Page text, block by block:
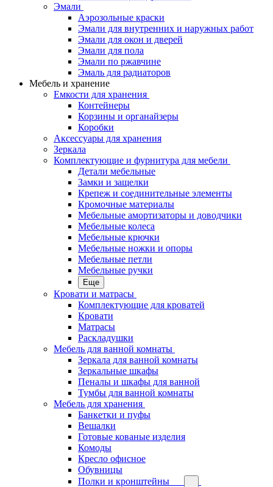
Эмали
Аэрозольные краски
Эмали для внутренних и наружных работ
Эмали для окон и дверей
Эмали для пола
Эмали по ржавчине
Эмаль для радиаторов
Мебель и хранение
Емкости для хранения
Контейнеры
Корзины и органайзеры
Коробки
Аксессуары для хранения
Зеркала
Комплектующие и фурнитура для мебели
Детали мебельные
Замки и защелки
Крепеж и соединительные элементы
Кромочные материалы
Мебельные амортизаторы и доводчики
Мебельные колеса
Мебельные крючки
Мебельные ножки и опоры
Мебельные петли
Мебельные ручки
Еще
Кровати и матрасы
Комплектующие для кроватей
Кровати
Матрасы
Раскладушки
Мебель для ванной комнаты
Зеркала для ванной комнаты
Зеркальные шкафы
Пеналы и шкафы для ванной
Тумбы для ванной комнаты
Мебель для хранения
Банкетки и пуфы
Вешалки
Готовые кованые изделия
Комоды
Кресло офисное
Обувницы
Полки и кронштейны